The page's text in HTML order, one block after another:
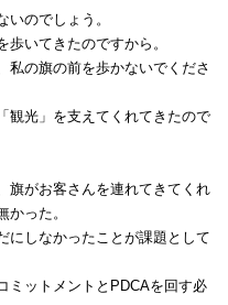
のでしょう。
いてきたのですから。
私の旗の前を歩かないでくださ
観光」を支えてくれてきたので
旗がお客さんを連れてきてくれ
った。
にしなかったことが課題として
ミットメントとPDCAを回す必